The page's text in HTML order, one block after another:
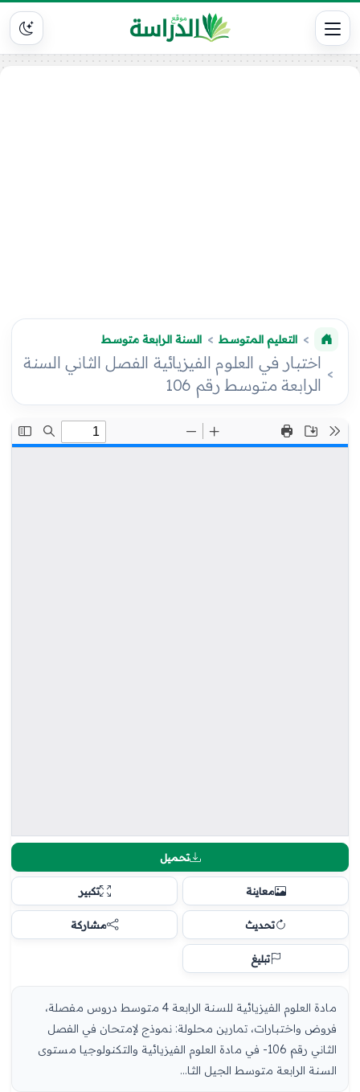
التعليم المتوسط السنة الرابعة متوسط
اختبار في العلوم الفيزيائية الفصل الثاني السنة
الرابعة متوسط رقم 106
تحميل
معاينة تكبير
تحديث مشاركة
تبليغ
مادة العلوم الفيزيائية للسنة الرابعة 4 متوسط دروس مفصلة،
فروض واختبارات، تمارين محلولة: نموذج لإمتحان في الفصل
الثاني رقم 106- في مادة العلوم الفيزيائية والتكنولوجيا مستوى
السنة الرابعة متوسط الجيل الثا...